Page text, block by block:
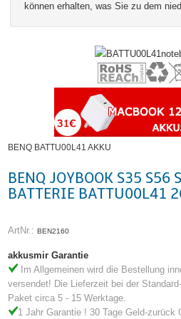
können erhalten, was Sie zu dem
BENQ BATTU00L41 AKKU
BENQ JOYBOOK S35 S56
BATTERIE BATTU00L41
ArtNr.:BEN2160
akkusmir Garantie
Im Allgemeinen wird die Bestellung
versendet! Die Lieferzeit bei der
Paket circa 5 - 15 Werktage.
1 Jahr Garantie ! 30 Tage Geld-zurück